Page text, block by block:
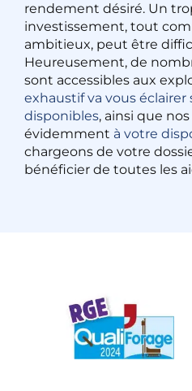
rendement désiré. Un
investissement, tout
ambitieux, peut être
Heureusement, de
sont accessibles aux
exhaustif va vous
disponibles, ainsi que
évidemment à votre
chargeons de votre
bénéficier de toutes les